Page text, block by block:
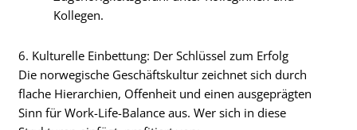
Kollegen.
6. Kulturelle Einbettung: Der Schlüssel zum Erfolg
Die norwegische Geschäftskultur zeichnet sich durch
flache Hierarchien, Offenheit und einen ausgeprägten
Sinn für Work-Life-Balance aus. Wer sich in diese